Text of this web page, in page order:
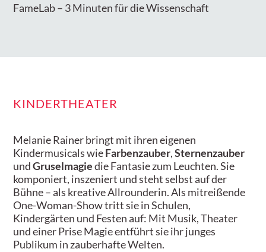
FameLab – 3 Minuten für die Wissenschaft
KINDERTHEATER
Melanie Rainer bringt mit ihren eigenen
Kindermusicals wieFarbenzauber,Sternenzauber
undGruselmagiedie Fantasie zum Leuchten. Sie
komponiert, inszeniert und steht selbst auf der
Bühne – als kreative Allrounderin. Als mitreißende
One-Woman-Show tritt sie in Schulen,
Kindergärten und Festen auf: Mit Musik, Theater
und einer Prise Magie entführt sie ihr junges
Publikum in zauberhafte Welten.